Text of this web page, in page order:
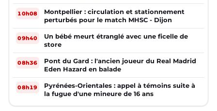
10h08
Montpellier : circulation et stationnement
perturbés pour le match MHSC - Dijon
09h40
Un bébé meurt étranglé avec une ficelle de
store
08h36
Pont du Gard : l'ancien joueur du Real Madrid
Eden Hazard en balade
08h19
Pyrénées-Orientales : appel à témoins suite à
la fugue d'une mineure de 16 ans